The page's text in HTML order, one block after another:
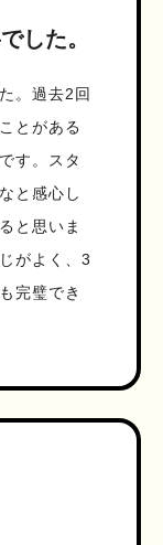
した。
。過去2回
とがある
す。スタ
と感心し
と思いま
がよく、3
完璧でき